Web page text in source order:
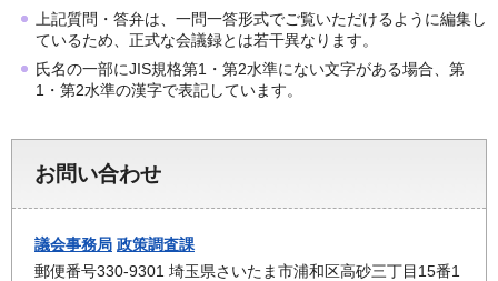
上記質問・答弁は、一問一答形式でご覧いただけるように編集し
ているため、正式な会議録とは若干異なります。
氏名の一部にJIS規格第1・第2水準にない文字がある場合、第
1・第2水準の漢字で表記しています。
お問い合わせ
議会事務局 政策調査課
郵便番号330-9301 埼玉県さいたま市浦和区高砂三丁目15番1